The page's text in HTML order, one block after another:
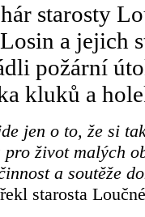
starosty
a jejich
požární
kluků a
jen o to, že si
život malých
a soutěže
řekl starosta